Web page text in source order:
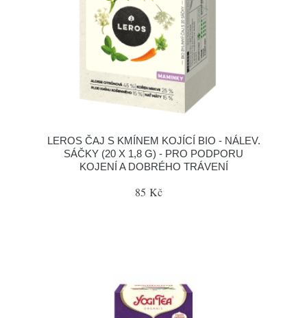
LEROS ČAJ S KMÍNEM KOJÍCÍ BIO - NÁLEV.
SÁČKY (20 X 1,8 G) - PRO PODPORU
KOJENÍ A DOBRÉHO TRÁVENÍ
85 Kč